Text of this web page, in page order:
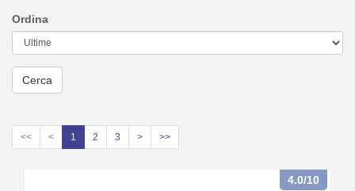
Ordina
Cerca
<< < 1 2 3 > >>
4.0/10